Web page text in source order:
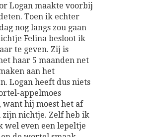
Logan maakte voorbij
Toen ik echter
nog langs zou gaan
Felina besloot ik
te geven. Zij is
haar 5 maanden net
aan het
Logan heeft dus niets
appelmoes
want hij moest het af
zijn nichtje. Zelf heb ik
even een lepeltje